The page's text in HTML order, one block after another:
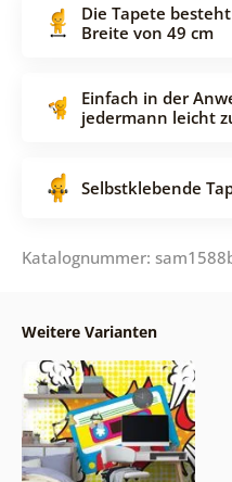
Die Tapete
Breite von 49 cm
Einfach in der
jedermann leicht
Selbstklebende
Katalognummer:
Weitere Varianten